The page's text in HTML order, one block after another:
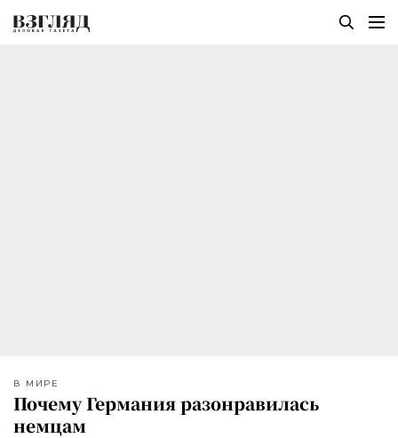
В МИРЕ
Почему Германия разонравилась
немцам